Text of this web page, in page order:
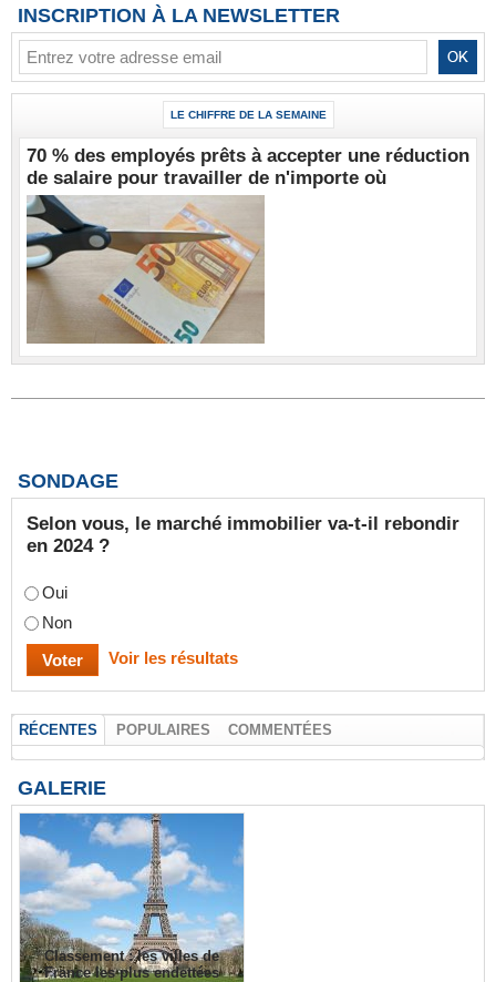
INSCRIPTION À LA NEWSLETTER
LE CHIFFRE DE LA SEMAINE
70 % des employés prêts à accepter une réduction
de salaire pour travailler de n'importe où
SONDAGE
Selon vous, le marché immobilier va-t-il rebondir
en 2024 ?
Oui
Non
Voir les résultats
RÉCENTES POPULAIRES COMMENTÉES
GALERIE
Classement : les villes de
France les plus endettées